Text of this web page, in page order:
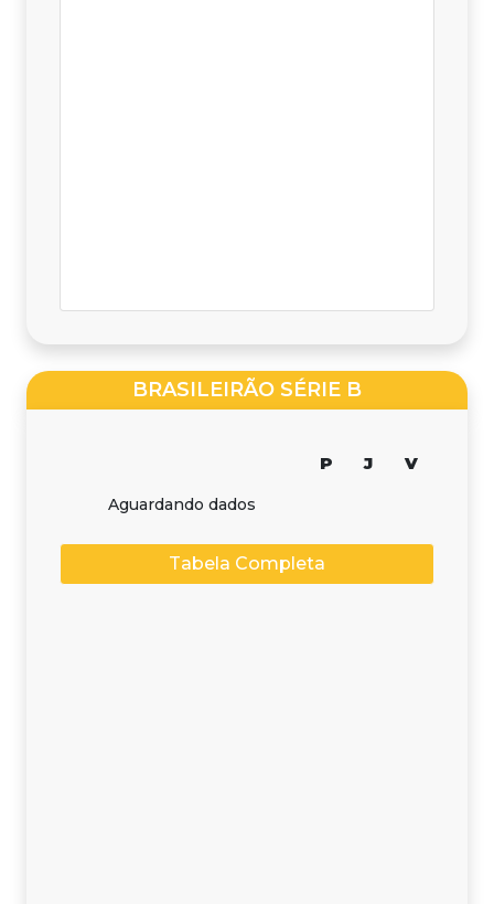
BRASILEIRÃO SÉRIE B
P J V
Aguardando dados
Tabela Completa